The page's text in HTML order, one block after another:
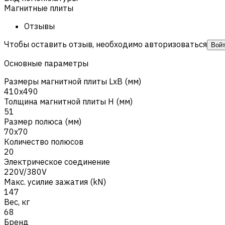
Магнитные плиты
Отзывы
Чтобы оставить отзыв, необходимо авторизоваться
Основные параметры
Размеры магнитной плиты LxB (мм)
410x490
Толщина магнитной плиты H (мм)
51
Размер полюса (мм)
70x70
Количество полюсов
20
Электрическое соединение
220V/380V
Макс. усилие зажатия (kN)
147
Вес, кг
68
Бренд